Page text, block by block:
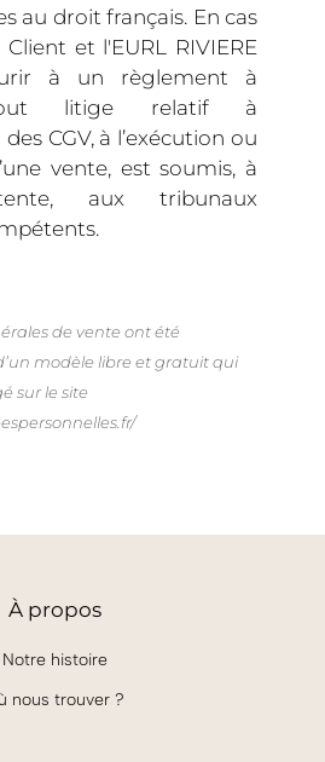
au droit français. En cas
et l'EURL RIVIERE
à un règlement à
litige relatif à
CGV, à l’exécution ou
vente, est soumis, à
aux tribunaux
de vente ont été
modèle libre et gratuit qui
sur le site
Àpropos
Notre histoire
nous trouver ?